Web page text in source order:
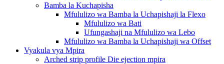
Bamba la Kuchapisha
Mfululizo wa Bamba la Uchapishaji la Flexo
Mfululizo wa Bati
Ufungashaji na Mfululizo wa Lebo
Mfululizo wa Bamba la Uchapishaji wa Offset
Vyakula vya Mpira
Arched strip profile Die ejection mpira